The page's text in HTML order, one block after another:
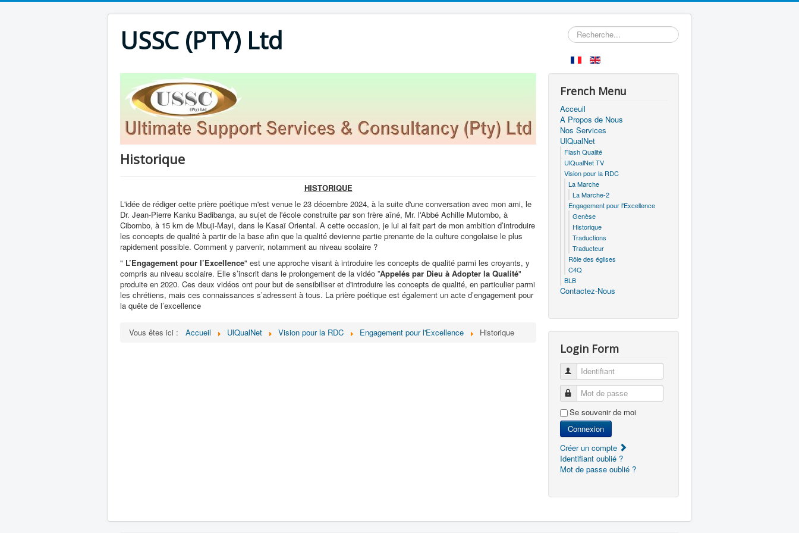
USSC (PTY) Ltd Rechercher
Historique
HISTORIQUE
L'idée de rédiger cette prière poétique m'est venue le 23 décembre 2024, à la suite d'une conversation avec mon ami, le
Dr. Jean-Pierre Kanku Badibanga, au sujet de l'école construite par son frère aîné, Mr. l'Abbé Achille Mutombo, à
Cibombo, à 15 km de Mbuji-Mayi, dans le Kasaï Oriental. A cette occasion, je lui ai fait part de mon ambition d’introduire
les concepts de qualité à partir de la base afin que la qualité devienne partie prenante de la culture congolaise le plus
rapidement possible. Comment y parvenir, notamment au niveau scolaire ?
" L’Engagement pour l’Excellence" est une approche visant à introduire les concepts de qualité parmi les croyants, y
compris au niveau scolaire. Elle s’inscrit dans le prolongement de la vidéo ”Appelés par Dieu à Adopter la Qualité"
produite en 2020. Ces deux vidéos ont pour but de sensibiliser et d'introduire les concepts de qualité, en particulier parmi
les chrétiens, mais ces connaissances s’adressent à tous. La prière poétique est également un acte d’engagement pour
la quête de l’excellence
Vous êtes ici : Accueil UlQualNet Vision pour la RDC Engagement pour l'Excellence Historique
French Menu
Acceuil
A Propos de Nous
Nos Services
UlQualNet
Flash Qualité
UlQualNet TV
Vision pour la RDC
La Marche
La Marche-2
Engagement pour l'Excellence
Genèse
Historique
Traductions
Traducteur
Rôle des églises
C4Q
BLB
Contactez-Nous
Login Form
Identifiant
Mot de passe
Se souvenir de moi
Connexion
Créer un compte
Identifiant oublié ?
Mot de passe oublié ?